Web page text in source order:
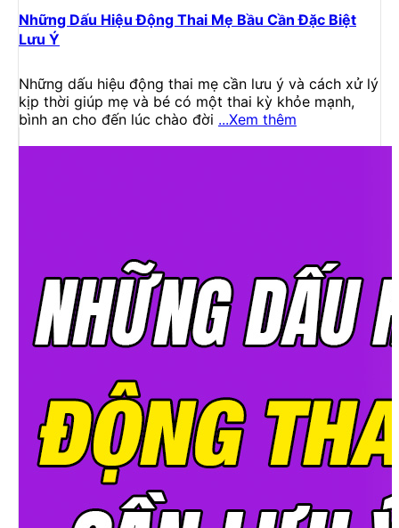
Những Dấu Hiệu Động Thai Mẹ Bầu Cần Đặc Biệt
Lưu Ý
Những dấu hiệu động thai mẹ cần lưu ý và cách xử lý
kịp thời giúp mẹ và bé có một thai kỳ khỏe mạnh,
bình an cho đến lúc chào đời ...Xem thêm